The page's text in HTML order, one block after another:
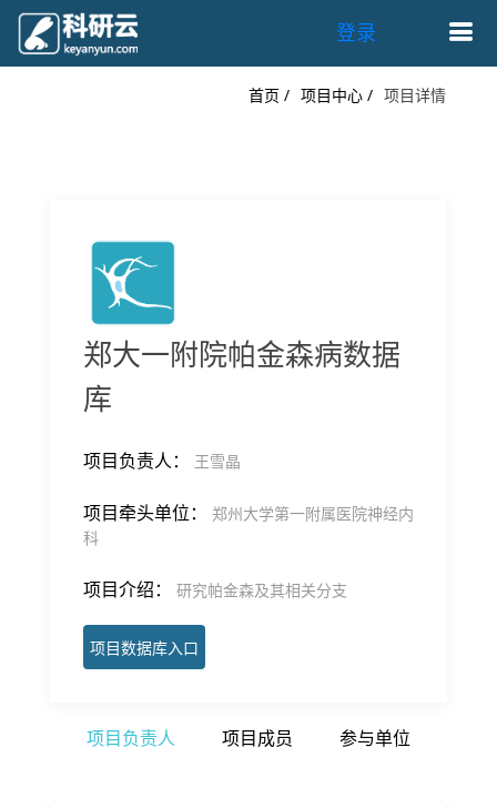
登录
首页 / 项目中心 / 项目详情
郑大一附院帕金森病数据
库
项目负责人： 王雪晶
项目牵头单位：
郑州大学第一附属医院神经内
科
项目介绍： 研究帕金森及其相关分支
项目数据库入口
项目负责人 项目成员 参与单位